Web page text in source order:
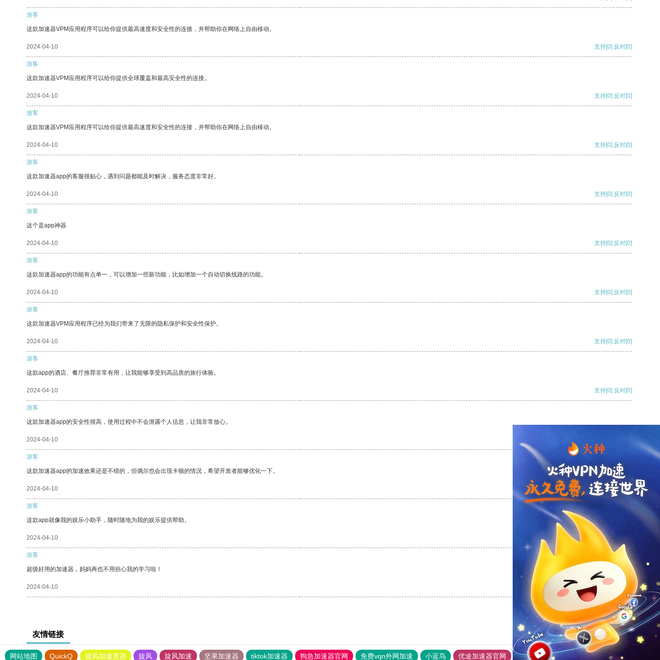
游客
这款加速器VPM应用程序可以给你提供最高速度和安全性的连接，并帮助你在网络上自由移动。
2024-04-10 支持[0] 反对[0]
游客
这款加速器VPM应用程序可以给你提供全球覆盖和最高安全性的连接。
2024-04-10 支持[0] 反对[0]
游客
这款加速器VPM应用程序可以给你提供最高速度和安全性的连接，并帮助你在网络上自由移动。
2024-04-10 支持[0] 反对[0]
游客
这款加速器app的客服很贴心，遇到问题都能及时解决，服务态度非常好。
2024-04-10 支持[0] 反对[0]
游客
这个是app神器
2024-04-10 支持[0] 反对[0]
游客
这款加速器app的功能有点单一，可以增加一些新功能，比如增加一个自动切换线路的功能。
2024-04-10 支持[0] 反对[0]
游客
这款加速器VPM应用程序已经为我们带来了无限的隐私保护和安全性保护。
2024-04-10 支持[0] 反对[0]
游客
这款app的酒店、餐厅推荐非常有用，让我能够享受到高品质的旅行体验。
2024-04-10 支持[0] 反对[0]
游客
这款加速器app的安全性很高，使用过程中不会泄露个人信息，让我非常放心。
2024-04-10
游客
这款加速器app的加速效果还是不错的，但偶尔也会出现卡顿的情况，希望开发者能够优化一下。
2024-04-10 支持[0] 反对[0]
游客
这款app就像我的娱乐小助手，随时随地为我的娱乐提供帮助。
2024-04-10 支持[0] 反对
游客
超级好用的加速器，妈妈再也不用担心我的学习啦！
2024-04-10 支持[0] 反对[0]
友情链接
网站地图 QuickQ 旋风加速度器 旋风 旋风加速 坚果加速器 tiktok加速器 狗急加速器官网 免费vqn外网加速 小蓝鸟 优途加速器官网 风驰加速器 旋风加速器 八戒看书